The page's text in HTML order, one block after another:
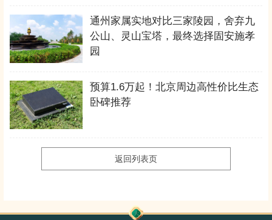
通州家属实地对比三家陵园，舍弃九
公山、灵山宝塔，最终选择固安施孝
园
预算1.6万起！北京周边高性价比生态
卧碑推荐
返回列表页